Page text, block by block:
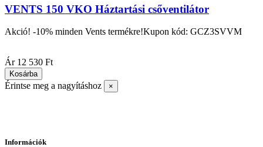
VENTS 150 VKO Háztartási csőventilátor
Akció! -10% minden Vents termékre!Kupon kód: GCZ3SVVM
Ár 12 530 Ft
Kosárba
Érintse meg a nagyításhoz ×
Információk